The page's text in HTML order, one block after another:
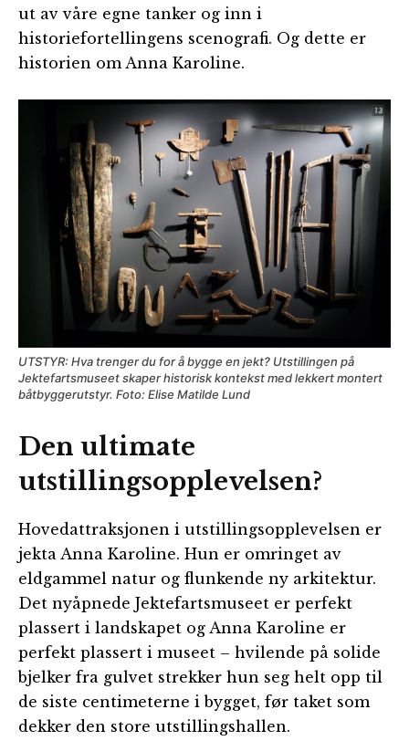
ut av våre egne tanker og inn i
historiefortellingens scenografi. Og dette er
historien om Anna Karoline.
UTSTYR: Hva trenger du for å bygge en jekt? Utstillingen på
Jektefartsmuseet skaper historisk kontekst med lekkert montert
båtbyggerutstyr. Foto: Elise Matilde Lund
Den ultimate
utstillingsopplevelsen?
Hovedattraksjonen i utstillingsopplevelsen er
jekta Anna Karoline. Hun er omringet av
eldgammel natur og flunkende ny arkitektur.
Det nyåpnede Jektefartsmuseet er perfekt
plassert i landskapet og Anna Karoline er
perfekt plassert i museet – hvilende på solide
bjelker fra gulvet strekker hun seg helt opp til
de siste centimeterne i bygget, før taket som
dekker den store utstillingshallen.